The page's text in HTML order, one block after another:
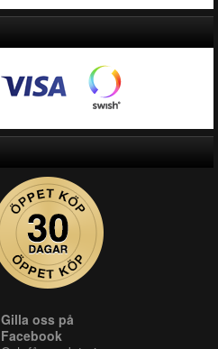
Gilla oss på
Facebook